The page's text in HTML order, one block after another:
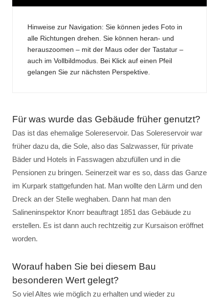
Hinweise zur Navigation: Sie können jedes Foto in
alle Richtungen drehen. Sie können heran- und
herauszoomen – mit der Maus oder der Tastatur –
auch im Vollbildmodus. Bei Klick auf einen Pfeil
gelangen Sie zur nächsten Perspektive.
Für was wurde das Gebäude früher genutzt?
Das ist das ehemalige Solereservoir. Das Solereservoir war
früher dazu da, die Sole, also das Salzwasser, für private
Bäder und Hotels in Fasswagen abzufüllen und in die
Pensionen zu bringen. Seinerzeit war es so, dass das Ganze
im Kurpark stattgefunden hat. Man wollte den Lärm und den
Dreck an der Stelle weghaben. Dann hat man den
Salineninspektor Knorr beauftragt 1851 das Gebäude zu
erstellen. Es ist dann auch rechtzeitig zur Kursaison eröffnet
worden.
Worauf haben Sie bei diesem Bau
besonderen Wert gelegt?
So viel Altes wie möglich zu erhalten und wieder zu